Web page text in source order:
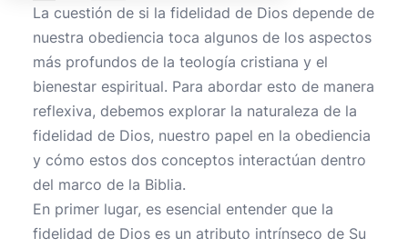
La cuestión de si la fidelidad de Dios depende de
nuestra obediencia toca algunos de los aspectos
más profundos de la teología cristiana y el
bienestar espiritual. Para abordar esto de manera
reflexiva, debemos explorar la naturaleza de la
fidelidad de Dios, nuestro papel en la obediencia
y cómo estos dos conceptos interactúan dentro
del marco de la Biblia.
En primer lugar, es esencial entender que la
fidelidad de Dios es un atributo intrínseco de Su